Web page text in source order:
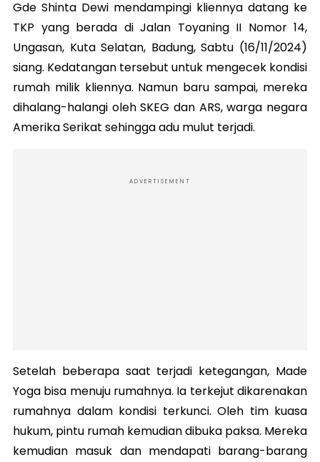
Gde Shinta Dewi mendampingi kliennya datang ke
TKP yang berada di Jalan Toyaning II Nomor 14,
Ungasan, Kuta Selatan, Badung, Sabtu (16/11/2024)
siang. Kedatangan tersebut untuk mengecek kondisi
rumah milik kliennya. Namun baru sampai, mereka
dihalang-halangi oleh SKEG dan ARS, warga negara
Amerika Serikat sehingga adu mulut terjadi.
ADVERTISEMENT
Setelah beberapa saat terjadi ketegangan, Made
Yoga bisa menuju rumahnya. Ia terkejut dikarenakan
rumahnya dalam kondisi terkunci. Oleh tim kuasa
hukum, pintu rumah kemudian dibuka paksa. Mereka
kemudian masuk dan mendapati barang-barang